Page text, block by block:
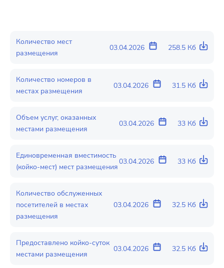
Количество мест
размещения
03.04.2026 258.5 Кб
Количество номеров в
местах размещения
03.04.2026 31.5 Кб
Объем услуг, оказанных
местами размещения
03.04.2026 33 Кб
Единовременная вместимость
(койко-мест) мест размещения
03.04.2026 33 Кб
Количество обслуженных
посетителей в местах
размещения
03.04.2026 32.5 Кб
Предоставлено койко-суток
местами размещения
03.04.2026 32.5 Кб